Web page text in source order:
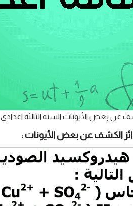
عن بعض الأيونات السنة الثالثة اعدادي
الكشف عن بعض الأيونات :